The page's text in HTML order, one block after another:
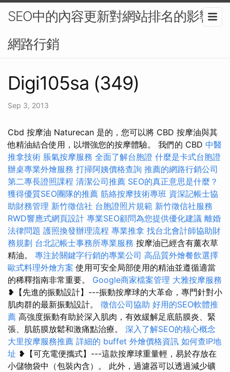
SEO中的內容更新對網站排名的影響-
網路行銷
Digi105sa (349)
Sep 3, 2013
Cbd 按摩油 Naturecan 是的，您可以將 CBD 按摩油與其
他精油結合使用，以增強您的按摩體驗。 我們的 CBD 中醫
推拿技術 脹氣按摩服務 全面了解台胞證 什麼是卡式台胞證
辦桌專業外燴服務 打掃阿姨價格查詢 推薦的網路行銷公司
第二專長證照課程 清潔公司推薦 SEO的真正意思是什麼？
獲得優質SEO團隊的推薦 筋絡按摩技術專班 資深記帳士協
助財務管理 新竹徵信社 台胞證照片規範 新竹徵信社服務
RWD響應式網頁設計 專業SEO顧問為您提供優化建議 離婚
法律問題 護照換發辦理流程 專業推拿 找台北會計師協助財
務規劃 台北記帳士事務所專業服務 按摩油已經含有薰衣草
精油。 專注於關鍵字行銷的專業公司 高品質外燴餐飲選擇
歐式料理外燴方案使用可安全局部使用的精油並遵循適當
的稀釋指南非常重要。 Google商家檔案管理 大雅按摩服務
❥【先進的振動設計】---振動按摩球的大革命，專門針對小
肌肉群的最新振動設計。 徵信公司協助 好用的SEO軟體推
薦 高強度振動有助於深入肌肉，有效緩解足底筋膜炎、緊
張、肌筋膜放鬆和激痛點治療。 深入了解SEO的核心概念
大里按摩服務推薦 詳細的 buffet 外燴價格資訊 如何查IP地
址 ❥【可充電便攜式】---這款按摩球重量輕，易於存放在
小儲物袋中（包裝內含）。 此外，過濾器可以透過減少礦